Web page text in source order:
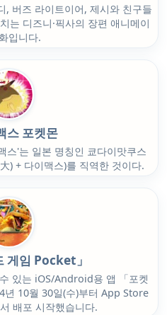
, 버즈 라이트이어, 제시와 친구들
는 디즈니·픽사의 장편 애니메이
입니다.
스 포켓몬
스'는 일본 명칭인 쿄다이맛쿠스
) + 다이맥스)를 직역한 것이다.
게임 Pocket」
있는 iOS/Android용 앱 「포켓
10월 30일(수)부터 App Store
배포 시작했습니다.